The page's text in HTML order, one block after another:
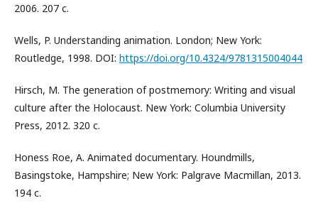
2006. 207 с.
Wells, P. Understanding animation. London; New York:
Routledge, 1998. DOI: https://doi.org/10.4324/9781315004044
Hirsch, M. The generation of postmemory: Writing and visual
culture after the Holocaust. New York: Columbia University
Press, 2012. 320 с.
Honess Roe, A. Animated documentary. Houndmills,
Basingstoke, Hampshire; New York: Palgrave Macmillan, 2013.
194 с.